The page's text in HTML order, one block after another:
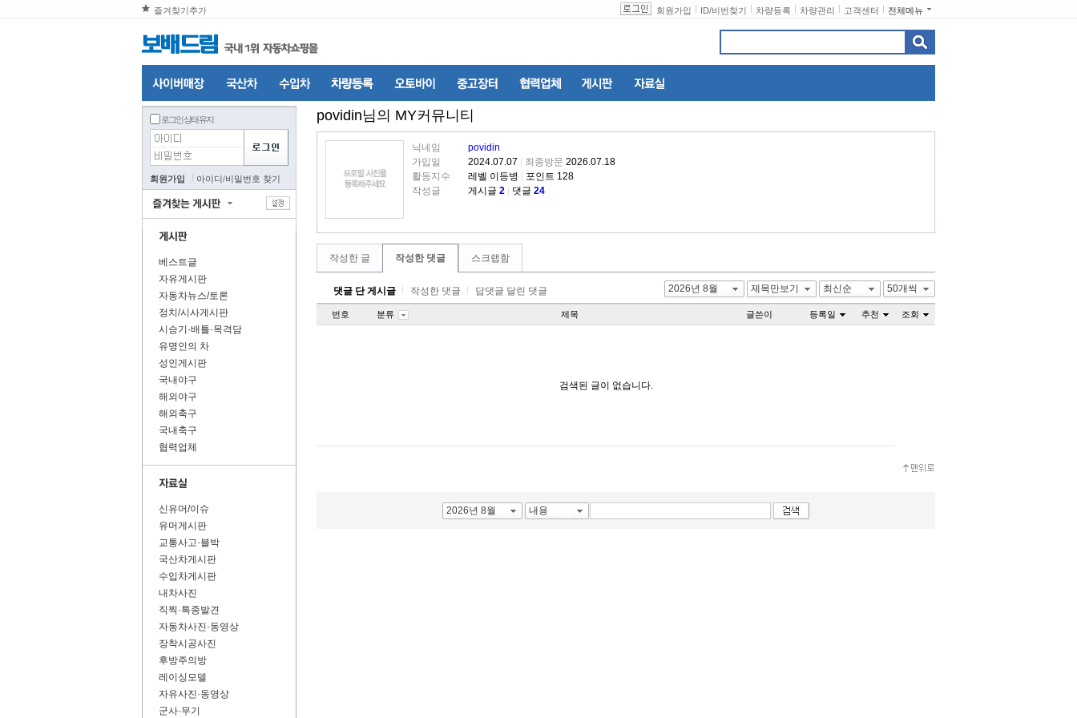
즐겨찾기추가 전체메뉴
고객센터
차량관리
차량등록
ID/비번찾기
회원가입
로그인 상태 유지
회원가입 아이디/비밀번호 찾기
베스트글
자유게시판
자동차뉴스/토론
정치/시사게시판
시승기·배틀·목격담
유명인의 차
성인게시판
국내야구
해외야구
해외축구
국내축구
협력업체
신유머/이슈
유머게시판
교통사고·블박
국산차게시판
수입차게시판
내차사진
직찍·특종발견
자동차사진·동영상
장착시공사진
후방주의방
레이싱모델
자유사진·동영상
군사·무기
povidin님의 MY커뮤니티
닉네임
povidin
가입일
2024.07.07 최종방문 2026.07.18
활동지수
레벨 이등병
포인트 128
작성글
게시글 2 댓글 24
작성한 글 작성한 댓글 스크랩함
댓글 단 게시글 작성한 댓글 답댓글 달린 댓글 2026년 8월 제목만보기 최신순 50개씩
번호 분류 제목 글쓴이 등록일 추천 조회
검색된 글이 없습니다.
2026년 8월 내용